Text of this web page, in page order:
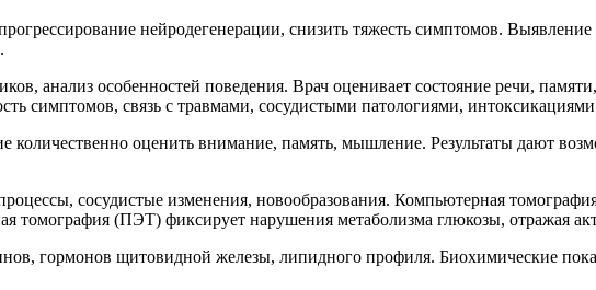
нейродегенерации, снизить тяжесть симптомов.
анализ особенностей поведения. Врач оценивает состояние речи,
симптомов, связь с травмами, сосудистыми патологиями,
оценить внимание, память, мышление. Результаты дают
сосудистые изменения, новообразования. Компьютерная
томография (ПЭТ) фиксирует нарушения метаболизма глюкозы, отражая
гормонов щитовидной железы, липидного профиля. Биохимические